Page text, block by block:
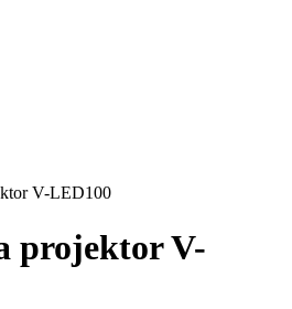
V-LED100
projektor V-